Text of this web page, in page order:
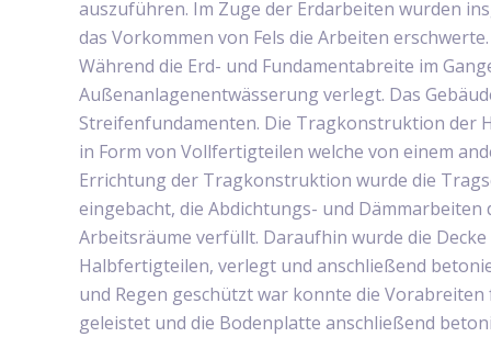
auszuführen. Im Zuge der Erdarbeiten wurden
das Vorkommen von Fels die Arbeiten erschwerte.
Während die Erd- und Fundamentabreite im
Außenanlagenentwässerung verlegt. Das
Streifenfundamenten. Die Tragkonstruktion der
in Form von Vollfertigteilen welche von einem
Errichtung der Tragkonstruktion wurde die
eingebacht, die Abdichtungs- und
Arbeitsräume verfüllt. Daraufhin wurde die
Halbfertigteilen, verlegt und anschließend
und Regen geschützt war konnte die
geleistet und die Bodenplatte anschließend